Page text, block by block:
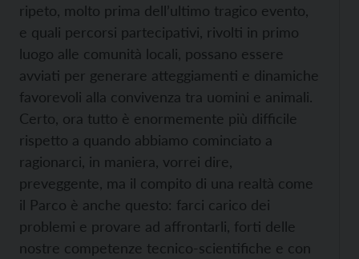
ripeto, molto prima dell’ultimo tragico evento,
e quali percorsi partecipativi, rivolti in primo
luogo alle comunità locali, possano essere
avviati per generare atteggiamenti e dinamiche
favorevoli alla convivenza tra uomini e animali.
Certo, ora tutto è enormemente più difficile
rispetto a quando abbiamo cominciato a
ragionarci, in maniera, vorrei dire,
preveggente, ma il compito di una realtà come
il Parco è anche questo: farci carico dei
problemi e provare ad affrontarli, forti delle
nostre competenze tecnico-scientifiche e con